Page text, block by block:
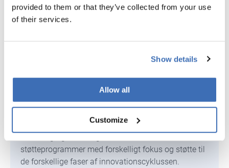
provided to them or that they’ve collected from your use
of their services.
Show details
Allow all
Customize
Danske støtteprogrammer
Danmark investerer årligt ca. 20 milliarder kr. i
støtteprogrammer med forskelligt fokus og støtte til
de forskellige faser af innovationscyklussen.